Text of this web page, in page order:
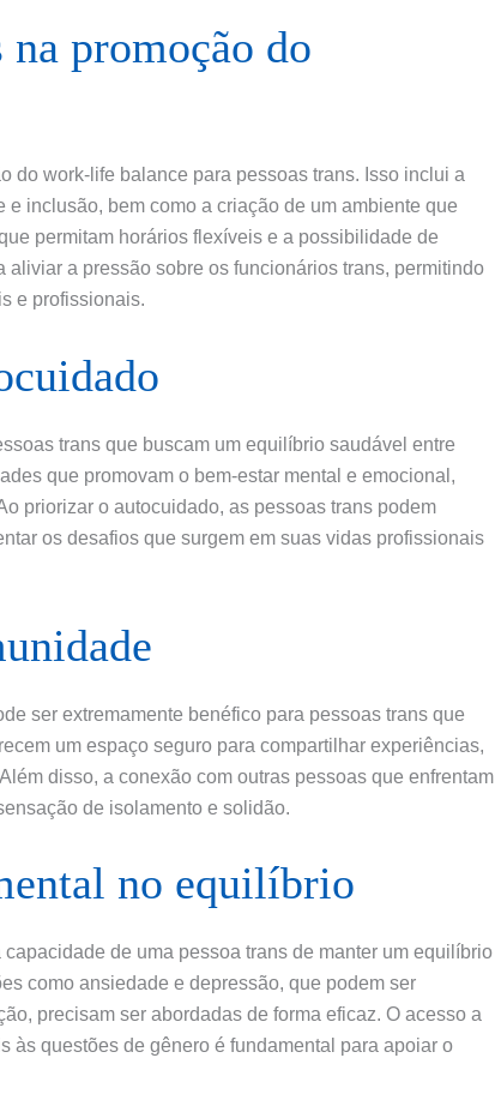
na promoção do
do work-life balance para pessoas trans. Isso inclui a
inclusão, bem como a criação de um ambiente que
permitam horários flexíveis e a possibilidade de
a pressão sobre os funcionários trans, permitindo
e profissionais.
trans que buscam um equilíbrio saudável entre
que promovam o bem-estar mental e emocional,
priorizar o autocuidado, as pessoas trans podem
os desafios que surgem em suas vidas profissionais
ser extremamente benéfico para pessoas trans que
um espaço seguro para compartilhar experiências,
disso, a conexão com outras pessoas que enfrentam
de isolamento e solidão.
no equilíbrio
de uma pessoa trans de manter um equilíbrio
como ansiedade e depressão, que podem ser
precisam ser abordadas de forma eficaz. O acesso a
às questões de gênero é fundamental para apoiar o